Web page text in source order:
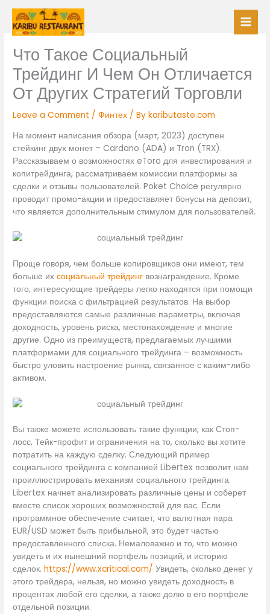
Skip
content
Что Такое Социальный
Трейдинг И Чем Он Отличается
От Других Стратегий Торговли
Leave a Comment /Финтех / Bykaributaste.com
На момент написания обзора (март, 2023) доступен
стейкинг двух монет – Cardano (ADA) и Tron (TRX).
Рассказываем о возможностях eToro для инвестирования и
копитрейдинга, рассматриваем комиссии платформы за
сделки и отзывы пользователей. Poket Choice регулярно
проводит промо-акции и предоставляет бонусы на депозит,
что является дополнительным стимулом для пользователей.
Проще говоря, чем больше копировщиков они имеют, тем
больше ихсоциальный трейдинг вознаграждение. Кроме
того, интересующие трейдеры легко находятся при помощи
функции поиска с фильтрацией результатов. На выбор
предоставляются самые различные параметры, включая
доходность, уровень риска, местонахождение и многие
другие. Одно из преимуществ, предлагаемых лучшими
платформами для социального трейдинга – возможность
быстро уловить настроение рынка, связанное с каким-либо
активом.
Вы также можете использовать такие функции, как Стоп-
лосс, Тейк-профит и ограничения на то, сколько вы хотите
потратить на каждую сделку. Следующий пример
социального трейдинга с компанией Libertex позволит нам
проиллюстрировать механизм социального трейдинга.
Libertex начнет анализировать различные цены и соберет
вместе список хороших возможностей для вас. Если
программное обеспечение считает, что валютная пара
EUR/USD может быть прибыльной, это будет частью
предоставленного списка. Немаловажно и то, что можно
увидеть и их нынешний портфель позиций, и историю
сделок.https://www.xcritical.com/ Увидеть, сколько денег у
этого трейдера, нельзя, но можно увидеть доходность в
процентах любой его сделки, а также долю в его портфеле
отдельной позиции.